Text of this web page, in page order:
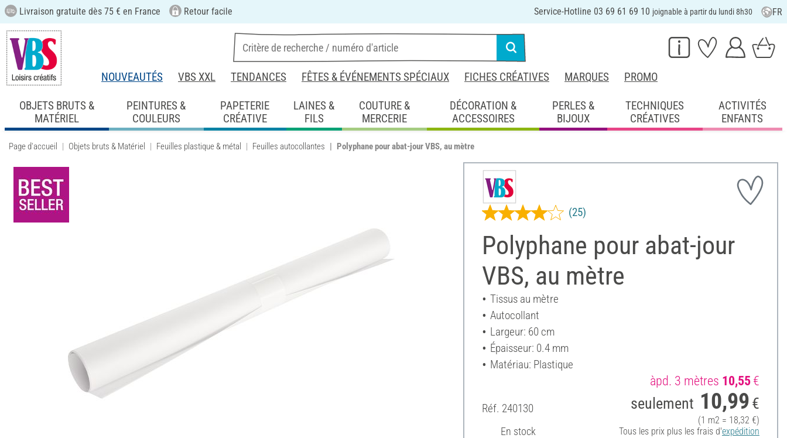
Livraison gratuite dès 75 € en France Retour facile Service-Hotline 03 69 61 69 10 joignable à partir du lundi 8h30 FR
NOUVEAUTÉS VBS XXL TENDANCES FÊTES & ÉVÉNEMENTS SPÉCIAUX FICHES CRÉATIVES MARQUES PROMO
OBJETS BRUTS &
MATÉRIEL
PEINTURES &
COULEURS
PAPETERIE
CRÉATIVE
LAINES &
FILS
COUTURE &
MERCERIE
DÉCORATION &
ACCESSOIRES
PERLES &
BIJOUX
TECHNIQUES
CRÉATIVES
ACTIVITÉS
ENFANTS
Page d'accueil Objets bruts & Matériel Feuilles plastique & métal Feuilles autocollantes Polyphane pour abat-jour VBS, au mètre
Polyphane pour abat-jour
VBS, au mètre
(25)
Tissus au mètre
Autocollant
Largeur: 60 cm
Épaisseur: 0.4 mm
Matériau: Plastique
Réf. 240130
En stock
àpd. 3 mètres 10,55€
seulement 10,99 €
(1 m2 = 18,32 €)
Tous les prix plus les frais d'expédition